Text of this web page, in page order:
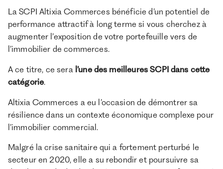
La SCPI Altixia Commerces bénéficie d’un potentiel de
performance attractif à long terme si vous cherchez à
augmenter l’exposition de votre portefeuille vers de
l’immobilier de commerces.
A ce titre, ce sera l’une des meilleures SCPI dans cette
catégorie.
Altixia Commerces a eu l’occasion de démontrer sa
résilience dans un contexte économique complexe pour
l’immobilier commercial.
Malgré la crise sanitaire qui a fortement perturbé le
secteur en 2020, elle a su rebondir et poursuivre sa